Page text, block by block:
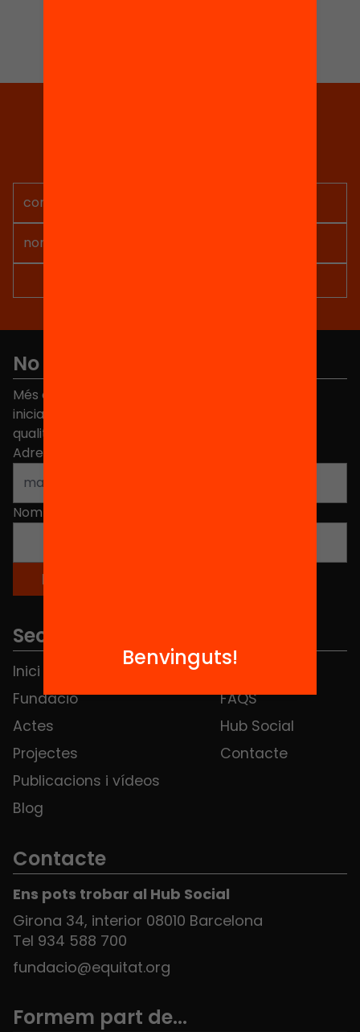
No et perdis res
Més de 40.000 persones ja han triat Equitat. Rep
iniciatives, propostes i projectes per millorar la
qualitat de l'educació a Catalunya.
Adreça electrònica
Nom
Seccions
Inici
Fundació
Actes
Projectes
Publicacions i vídeos
Blog
FAQS
Hub Social
Contacte
Contacte
Ens pots trobar al Hub Social
Girona 34, interior 08010 Barcelona
Tel 934 588 700
fundacio@equitat.org
Formem part de...
Benvinguts!